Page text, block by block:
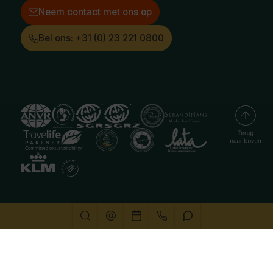
Neem contact met ons op
Bel ons: +31 (0) 23 221 0800